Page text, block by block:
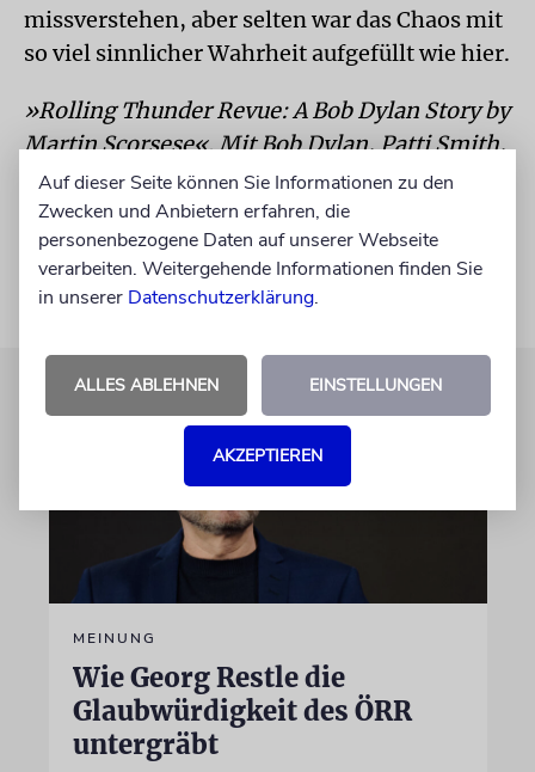
missverstehen, aber selten war das Chaos mit
so viel sinnlicher Wahrheit aufgefüllt wie hier.
»Rolling Thunder Revue: A Bob Dylan Story by
Martin Scorsese«. Mit Bob Dylan, Patti Smith,
Joni Mitchell, Sam Shepard, Sharon Stone u.a.
Auf Netflix.
MEINUNG
Wie Georg Restle die
Glaubwürdigkeit des ÖRR
untergräbt
Auf dieser Seite können Sie Informationen zu den
Zwecken und Anbietern erfahren, die
personenbezogene Daten auf unserer Webseite
verarbeiten. Weitergehende Informationen finden Sie
in unserer Datenschutzerklärung.
ALLES ABLEHNEN EINSTELLUNGEN
AKZEPTIEREN